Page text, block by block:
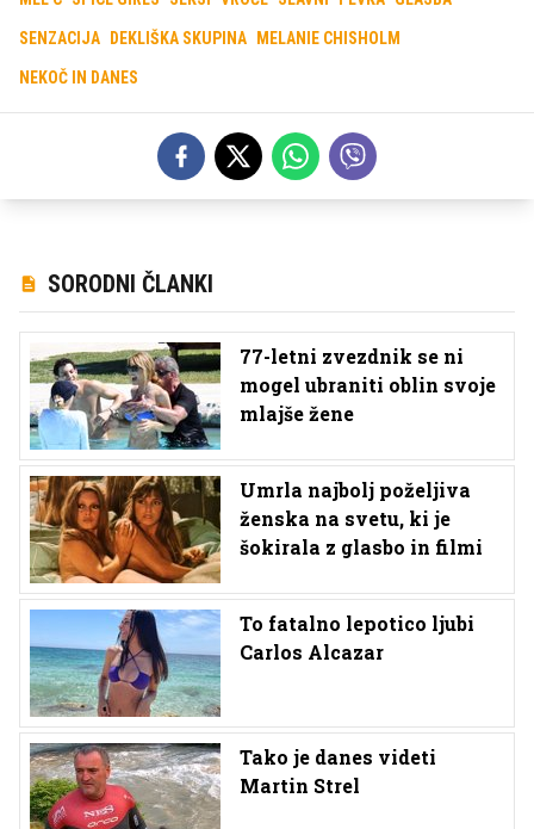
SENZACIJA DEKLIŠKA SKUPINA MELANIE CHISHOLM
NEKOČ IN DANES
SORODNI ČLANKI
77-letni zvezdnik se ni
mogel ubraniti oblin svoje
mlajše žene
Umrla najbolj poželjiva
ženska na svetu, ki je
šokirala z glasbo in filmi
To fatalno lepotico ljubi
Carlos Alcazar
Tako je danes videti
Martin Strel